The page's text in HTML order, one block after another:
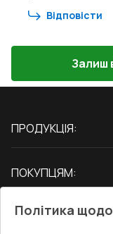
Відповісти
Залиш
ПРОДУКЦІЯ:
Двері
ПОКУПЦЯМ:
СЕРВІС ТА
Політика